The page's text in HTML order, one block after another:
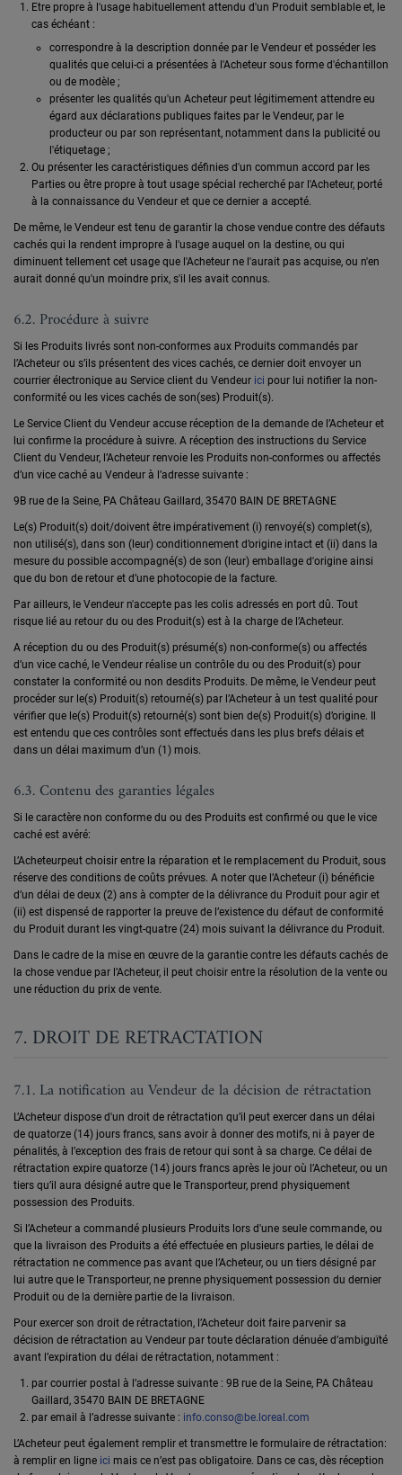
Etre propre à l'usage habituellement attendu d'un Produit semblable et, le
cas échéant :
correspondre à la description donnée par le Vendeur et posséder les
qualités que celui-ci a présentées à l'Acheteur sous forme d'échantillon
ou de modèle ;
présenter les qualités qu'un Acheteur peut légitimement attendre eu
égard aux déclarations publiques faites par le Vendeur, par le
producteur ou par son représentant, notamment dans la publicité ou
l'étiquetage ;
Ou présenter les caractéristiques définies d'un commun accord par les
Parties ou être propre à tout usage spécial recherché par l'Acheteur, porté
à la connaissance du Vendeur et que ce dernier a accepté.
De même, le Vendeur est tenu de garantir la chose vendue contre des défauts
cachés qui la rendent impropre à l'usage auquel on la destine, ou qui
diminuent tellement cet usage que l'Acheteur ne l'aurait pas acquise, ou n'en
aurait donné qu'un moindre prix, s'il les avait connus.
6.2. Procédure à suivre
Si les Produits livrés sont non-conformes aux Produits commandés par
l’Acheteur ou s’ils présentent des vices cachés, ce dernier doit envoyer un
courrier électronique au Service client du Vendeur ici pour lui notifier la non-
conformité ou les vices cachés de son(ses) Produit(s).
Le Service Client du Vendeur accuse réception de la demande de l’Acheteur et
lui confirme la procédure à suivre. A réception des instructions du Service
Client du Vendeur, l’Acheteur renvoie les Produits non-conformes ou affectés
d’un vice caché au Vendeur à l’adresse suivante :
9B rue de la Seine, PA Château Gaillard, 35470 BAIN DE BRETAGNE
Le(s) Produit(s) doit/doivent être impérativement (i) renvoyé(s) complet(s),
non utilisé(s), dans son (leur) conditionnement d’origine intact et (ii) dans la
mesure du possible accompagné(s) de son (leur) emballage d'origine ainsi
que du bon de retour et d’une photocopie de la facture.
Par ailleurs, le Vendeur n'accepte pas les colis adressés en port dû. Tout
risque lié au retour du ou des Produit(s) est à la charge de l’Acheteur.
A réception du ou des Produit(s) présumé(s) non-conforme(s) ou affectés
d’un vice caché, le Vendeur réalise un contrôle du ou des Produit(s) pour
constater la conformité ou non desdits Produits. De même, le Vendeur peut
procéder sur le(s) Produit(s) retourné(s) par l’Acheteur à un test qualité pour
vérifier que le(s) Produit(s) retourné(s) sont bien de(s) Produit(s) d’origine. Il
est entendu que ces contrôles sont effectués dans les plus brefs délais et
dans un délai maximum d’un (1) mois.
6.3. Contenu des garanties légales
Si le caractère non conforme du ou des Produits est confirmé ou que le vice
caché est avéré:
L’Acheteurpeut choisir entre la réparation et le remplacement du Produit, sous
réserve des conditions de coûts prévues. A noter que l’Acheteur (i) bénéficie
d’un délai de deux (2) ans à compter de la délivrance du Produit pour agir et
(ii) est dispensé de rapporter la preuve de l’existence du défaut de conformité
du Produit durant les vingt-quatre (24) mois suivant la délivrance du Produit.
Dans le cadre de la mise en œuvre de la garantie contre les défauts cachés de
la chose vendue par l’Acheteur, il peut choisir entre la résolution de la vente ou
une réduction du prix de vente.
7. DROIT DE RETRACTATION
7.1. La notification au Vendeur de la décision de rétractation
L’Acheteur dispose d'un droit de rétractation qu’il peut exercer dans un délai
de quatorze (14) jours francs, sans avoir à donner des motifs, ni à payer de
pénalités, à l’exception des frais de retour qui sont à sa charge. Ce délai de
rétractation expire quatorze (14) jours francs après le jour où l’Acheteur, ou un
tiers qu’il aura désigné autre que le Transporteur, prend physiquement
possession des Produits.
Si l’Acheteur a commandé plusieurs Produits lors d'une seule commande, ou
que la livraison des Produits a été effectuée en plusieurs parties, le délai de
rétractation ne commence pas avant que l’Acheteur, ou un tiers désigné par
lui autre que le Transporteur, ne prenne physiquement possession du dernier
Produit ou de la dernière partie de la livraison.
Pour exercer son droit de rétractation, l’Acheteur doit faire parvenir sa
décision de rétractation au Vendeur par toute déclaration dénuée d’ambiguïté
avant l’expiration du délai de rétractation, notamment :
par courrier postal à l’adresse suivante : 9B rue de la Seine, PA Château
Gaillard, 35470 BAIN DE BRETAGNE
par email à l’adresse suivante : info.conso@be.loreal.com
L’Acheteur peut également remplir et transmettre le formulaire de rétractation:
à remplir en ligne ici mais ce n’est pas obligatoire. Dans ce cas, dès réception